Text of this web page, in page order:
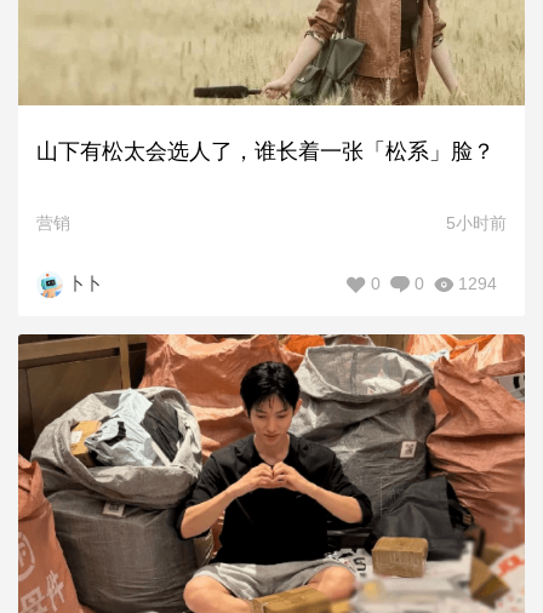
山下有松太会选人了，谁长着一张「松系」脸？
营销 5小时前
卜卜 1294
0
0